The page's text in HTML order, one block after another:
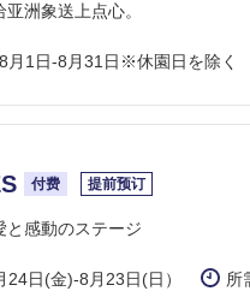
洲象送上点心。
月1日-8月31日※休園日を除く
付费 提前预订
と感動のステージ
24日(金)-8月23日(日） 所